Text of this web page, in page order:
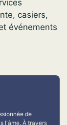
casiers,
événements
de
l'âme. À travers